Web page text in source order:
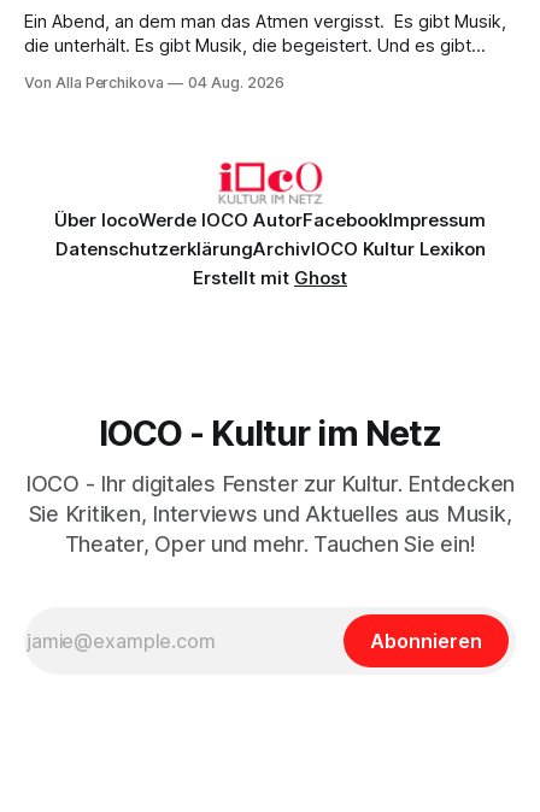
Ein Abend, an dem man das Atmen vergisst. Es gibt Musik,
die unterhält. Es gibt Musik, die begeistert. Und es gibt
Genau so war der Abend im Kurhaus Wiesbaden, an dem
Von Alla Perchikova 04 Aug. 2026
Über IocoWerde IOCO AutorFacebookImpressum
DatenschutzerklärungArchivIOCO Kultur Lexikon
Erstellt mit Ghost
IOCO - Kultur im Netz
IOCO - Ihr digitales Fenster zur Kultur. Entdecken
Sie Kritiken, Interviews und Aktuelles aus Musik,
Theater, Oper und mehr. Tauchen Sie ein!
Abonnieren